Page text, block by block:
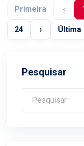
Primeira ‹
24 › Última
Pesquisar